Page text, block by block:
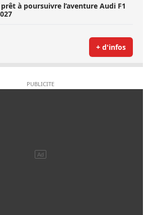
à poursuivre l’aventure Audi F1
+ d'infos